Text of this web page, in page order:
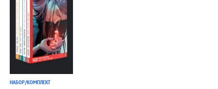
НАБОР/КОМПЛЕКТ